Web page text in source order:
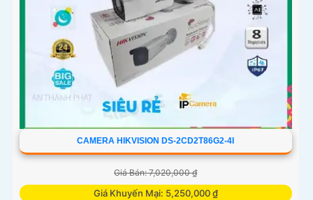
CAMERA HIKVISION DS-2CD2T86G2-4I
Giá Bán: 7,020,000 ₫
Giá Khuyến Mại: 5,250,000 ₫